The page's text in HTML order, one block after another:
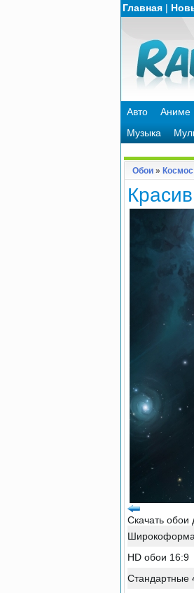
Главная |
Авто Аниме
Музыка
Обои » Космос
Скачать обои
HD обои 16:9
Стандартные